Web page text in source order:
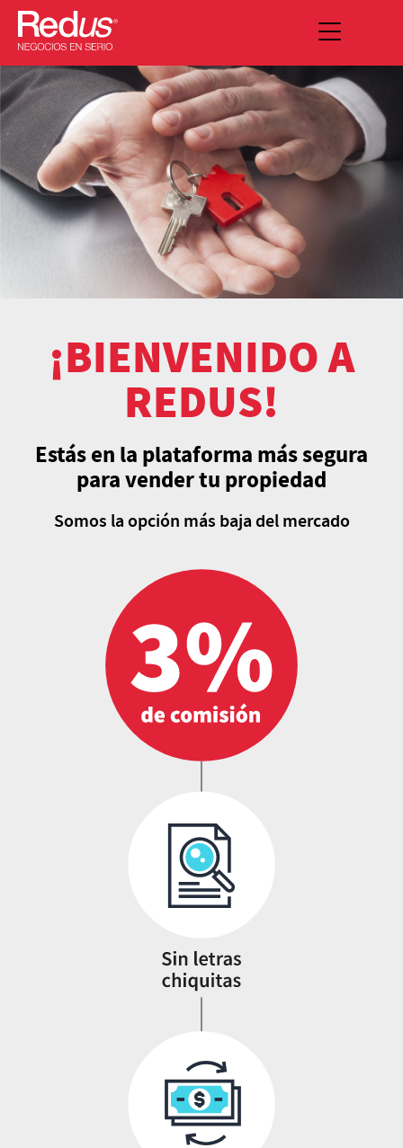
¡BIENVENIDO A
REDUS!
Estás en la plataforma más segura
para vender tu propiedad
Somos la opción más baja del mercado